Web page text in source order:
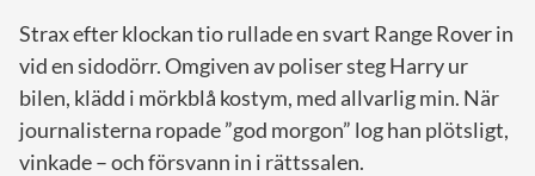
Strax efter klockan tio rullade en svart Range Rover in
vid en sidodörr. Omgiven av poliser steg Harry ur
bilen, klädd i mörkblå kostym, med allvarlig min. När
journalisterna ropade ”god morgon” log han plötsligt,
vinkade – och försvann in i rättssalen.